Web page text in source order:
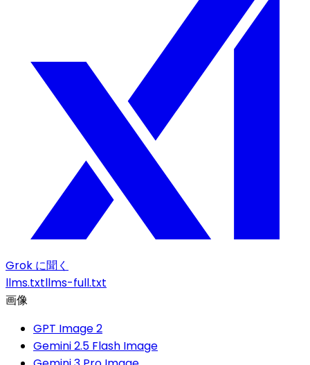
Grok に聞く
llms.txtllms-full.txt
画像
GPT Image 2
Gemini 2.5 Flash Image